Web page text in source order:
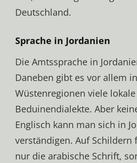
Deutschland.
Sprache in Jordanien
Die Amtssprache in
Daneben gibt es vor allem
Wüstenregionen viele lokale
Beduinendialekte. Aber
Englisch kann man sich in
verständigen. Auf
nur die arabische Schrift,